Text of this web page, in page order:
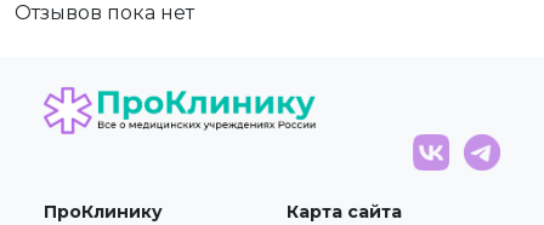
Отзывов пока нет
ПроКлинику
Карта сайта